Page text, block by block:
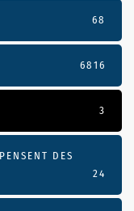
68
6816
3
DES
24